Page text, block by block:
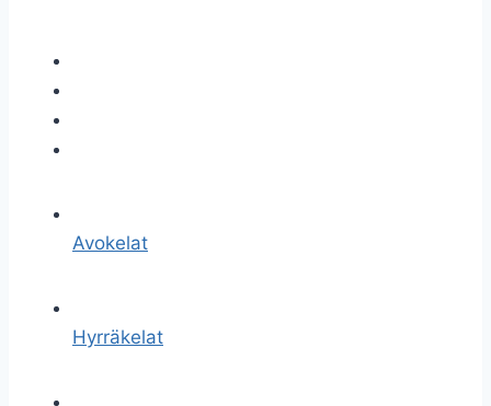
Avokelat
Hyrräkelat